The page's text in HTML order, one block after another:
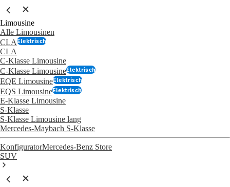
Limousine
Alle Limousinen
CLAElektrisch
CLA
C-Klasse Limousine
C-Klasse LimousineElektrisch
EQE LimousineElektrisch
EQS LimousineElektrisch
E-Klasse Limousine
S-Klasse
S-Klasse Limousine lang
Mercedes-Maybach S-Klasse
KonfiguratorMercedes-Benz Store
SUV